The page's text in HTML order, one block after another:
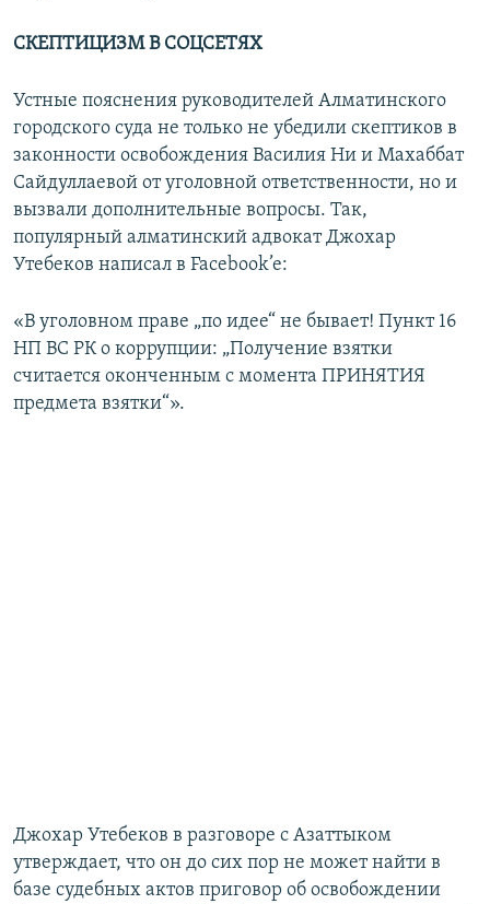
СКЕПТИЦИЗМ В СОЦСЕТЯХ
Устные пояснения руководителей Алматинского
городского суда не только не убедили скептиков в
законности освобождения Василия Ни и Махаббат
Сайдуллаевой от уголовной ответственности, но и
вызвали дополнительные вопросы. Так,
популярный алматинский адвокат Джохар
Утебеков написал в Facebook’e:
«В уголовном праве „по идее“ не бывает! Пункт 16
НП ВС РК о коррупции: „Получение взятки
считается оконченным с момента ПРИНЯТИЯ
предмета взятки“».
Джохар Утебеков в разговоре с Азаттыком
утверждает, что он до сих пор не может найти в
базе судебных актов приговор об освобождении